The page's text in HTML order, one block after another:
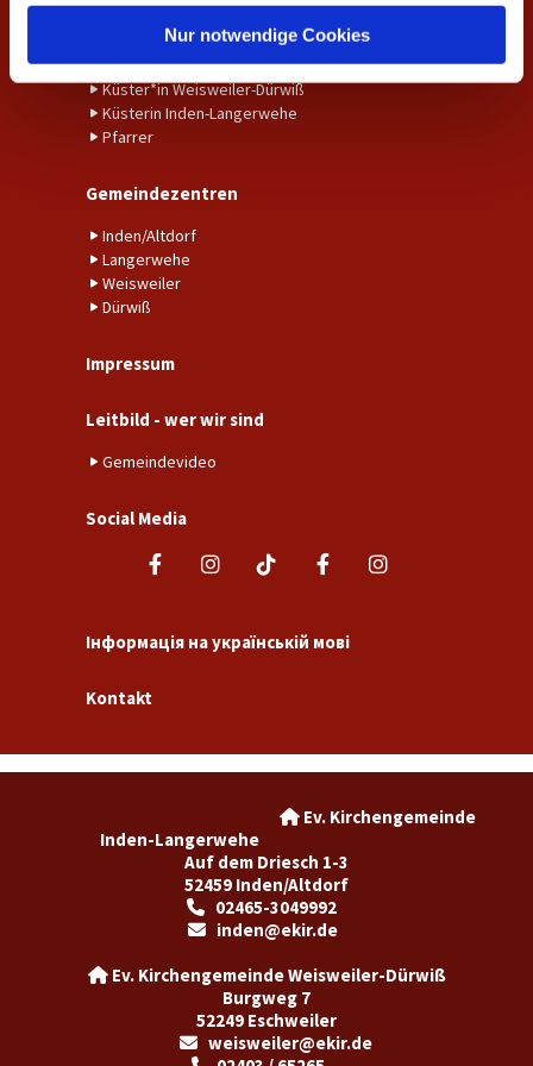
Nur notwendige Cookies
Gemeindebüro Inden-Langerwehe
Gemeindebüro Weisweiler-Dürwiß
Küster*in Weisweiler-Dürwiß
Küsterin Inden-Langerwehe
Pfarrer
Gemeindezentren
Inden/Altdorf
Langerwehe
Weisweiler
Dürwiß
Impressum
Leitbild - wer wir sind
Gemeindevideo
Social Media
Інформація на українській мові
Kontakt
Ev. Kirchengemeinde
Inden-Langerwehe
Auf dem Driesch 1-3
52459 Inden/Altdorf
02465-3049992
 inden@ekir.de
Ev. Kirchengemeinde Weisweiler-Dürwiß
Burgweg 7
52249 Eschweiler
weisweiler@ekir.de